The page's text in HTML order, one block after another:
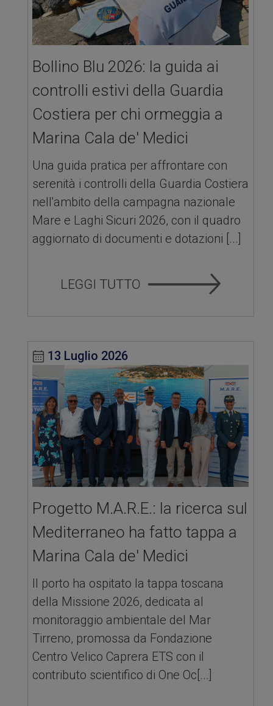
Bollino Blu 2026: la guida ai
controlli estivi della Guardia
Costiera per chi ormeggia a
Marina Cala de' Medici
Una guida pratica per affrontare con
serenità i controlli della Guardia Costiera
nell'ambito della campagna nazionale
Mare e Laghi Sicuri 2026, con il quadro
aggiornato di documenti e dotazioni [...]
13 Luglio 2026
Progetto M.A.R.E.: la ricerca sul
Mediterraneo ha fatto tappa a
Marina Cala de' Medici
Il porto ha ospitato la tappa toscana
della Missione 2026, dedicata al
monitoraggio ambientale del Mar
Tirreno, promossa da Fondazione
Centro Velico Caprera ETS con il
contributo scientifico di One Oc[...]